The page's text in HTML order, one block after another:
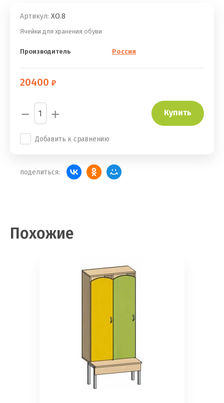
Артикул: ХО.8
Ячейки для хранения обуви
Производитель Россия
20400
− + Купить
Добавить к сравнению
поделиться:
Похожие